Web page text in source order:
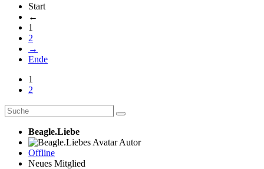
Start
←
1
2
→
Ende
1
2
Beagle.Liebe
Autor
Offline
Neues Mitglied